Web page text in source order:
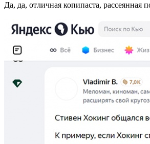
Да, да, отличная копипаста, рассеянная